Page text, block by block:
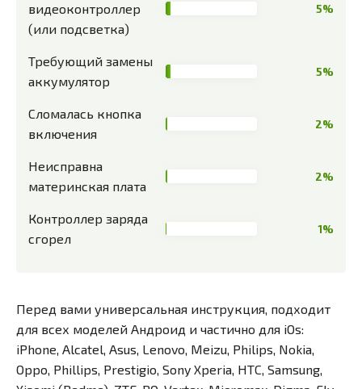
видеоконтроллер
(или подсветка)
5%
Требующий замены
аккумулятор
5%
Сломалась кнопка
включения
2%
Неисправна
материнская плата
2%
Контроллер заряда
сгорел
1%
Перед вами универсальная инструкция, подходит
для всех моделей Андроид и частично для iOs:
iPhone, Alcatel, Asus, Lenovo, Meizu, Philips, Nokia,
Oppo, Phillips, Prestigio, Sony Xperia, HTC, Samsung,